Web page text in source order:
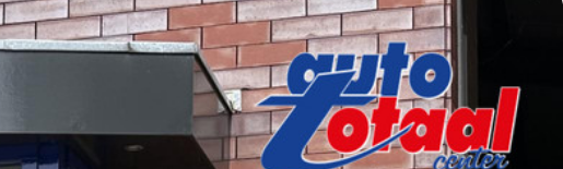
Werkplaats